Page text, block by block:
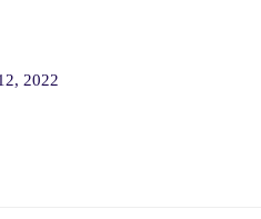
2022